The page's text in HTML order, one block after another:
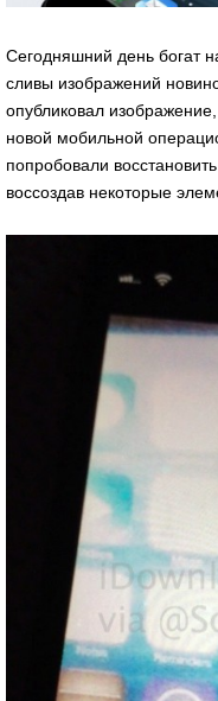
Сегодняшний день богат
сливы изображений
опубликовал
новой мобильной
попробовали
воссоздав некоторые